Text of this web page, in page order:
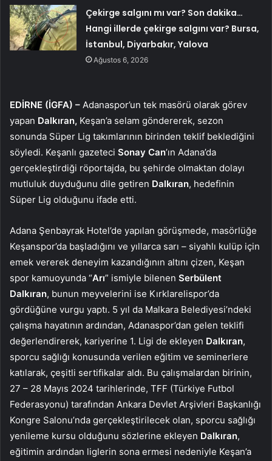
Çekirge salgını mı var? Son dakika…
Hangi illerde çekirge salgını var? Bursa,
İstanbul, Diyarbakır, Yalova
Ağustos 6, 2026
EDİRNE (İGFA) – Adanaspor’un tek masörü olarak görev
yapan Dalkıran, Keşan’a selam göndererek, sezon
sonunda Süper Lig takımlarının birinden teklif beklediğini
söyledi. Keşanlı gazeteci Sonay Can’ın Adana’da
gerçekleştirdiği röportajda, bu şehirde olmaktan dolayı
mutluluk duyduğunu dile getiren Dalkıran, hedefinin
Süper Lig olduğunu ifade etti.
Adana Şenbayrak Hotel’de yapılan görüşmede, masörlüğe
Keşanspor’da başladığını ve yıllarca sarı – siyahlı kulüp için
emek vererek deneyim kazandığının altını çizen, Keşan
spor kamuoyunda “Arı” ismiyle bilenen Serbülent
Dalkıran, bunun meyvelerini ise Kırklarelispor’da
gördüğüne vurgu yaptı. 5 yıl da Malkara Belediyesi’ndeki
çalışma hayatının ardından, Adanaspor’dan gelen teklifi
değerlendirerek, kariyerine 1. Ligi de ekleyen Dalkıran,
sporcu sağlığı konusunda verilen eğitim ve seminerlere
katılarak, çeşitli sertifikalar aldı. Bu çalışmalardan birinin,
27 – 28 Mayıs 2024 tarihlerinde, TFF (Türkiye Futbol
Federasyonu) tarafından Ankara Devlet Arşivleri Başkanlığı
Kongre Salonu’nda gerçekleştirilecek olan, sporcu sağlığı
yenileme kursu olduğunu sözlerine ekleyen Dalkıran,
eğitimin ardından liglerin sona ermesi nedeniyle Keşan’a